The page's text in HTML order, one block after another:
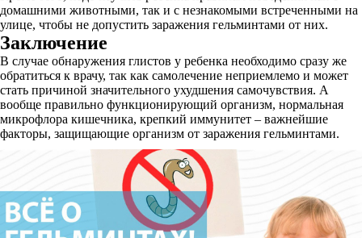
домашними животными, так и с незнакомыми встреченными на
улице, чтобы не допустить заражения гельминтами от них.
Заключение
В случае обнаружения глистов у ребенка необходимо сразу же
обратиться к врачу, так как самолечение неприемлемо и может
стать причиной значительного ухудшения самочувствия. А
вообще правильно функционирующий организм, нормальная
микрофлора кишечника, крепкий иммунитет – важнейшие
факторы, защищающие организм от заражения гельминтами.